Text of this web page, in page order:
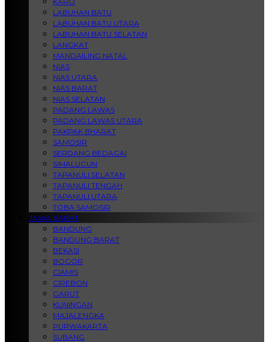
LABUHAN BATU
LABUHAN BATU UTARA
LABUHAN BATU SELATAN
LANGKAT
MANDAILING NATAL
NIAS
NIAS UTARA
NIAS BARAT
NIAS SELATAN
PADANG LAWAS
PADANG LAWAS UTARA
PAKPAK BHARAT
SAMOSIR
SERDANG BEDAGAI
SIMALUGUN
TAPANULI SELATAN
TAPANULI TENGAH
TAPANULI UTARA
TOBA SAMOSIR
JAWA BARAT
BANDUNG
BANDUNG BARAT
BEKASI
BOGOR
CIAMIS
CIREBON
GARUT
KUNINGAN
MAJALENGKA
PURWAKARTA
SUBANG